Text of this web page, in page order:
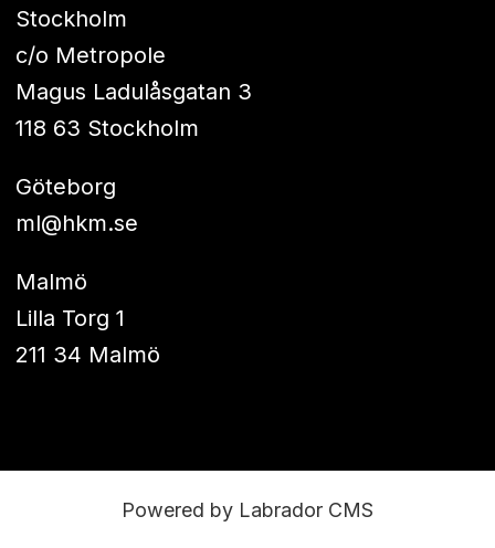
Stockholm
c/o Metropole
Magus Ladulåsgatan 3
118 63 Stockholm
Göteborg
ml@hkm.se
Malmö
Lilla Torg 1
211 34 Malmö
Powered by Labrador CMS